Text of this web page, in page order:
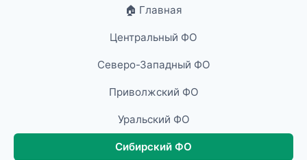
🏠 Главная
Центральный ФО
Северо-Западный ФО
Приволжский ФО
Уральский ФО
Сибирский ФО